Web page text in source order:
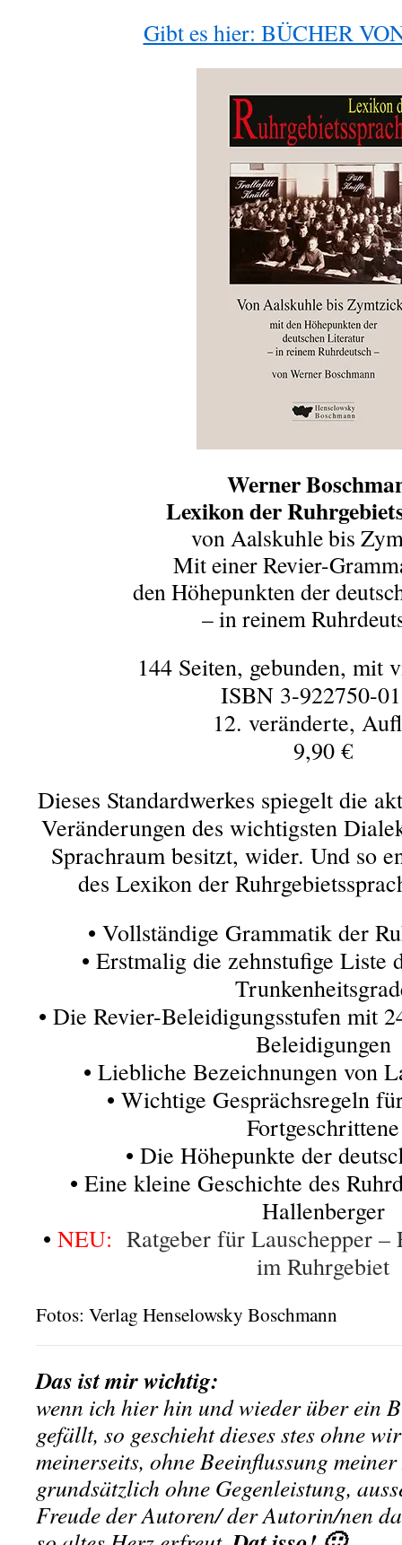
Gibt es hier: BÜCHER
Werner
Lexikon der
von Aalskuhle bis
Mit einer Revier-
den Höhepunkten der
– in reinem
144 Seiten, gebunden, mit
ISBN 3-922750-
12. veränderte,
9,90 €
Dieses Standardwerkes spiegelt die
Veränderungen des wichtigsten
Sprachraum besitzt, wider. Und so
des Lexikon der
• Vollständige Grammatik der
• Erstmalig die zehnstufige Liste
• Die Revier-Beleidigungsstufen mit
Beleidigungen
• Liebliche Bezeichnungen von
• Wichtige Gesprächsregeln
Fortgeschrittene
• Die Höhepunkte der
• Eine kleine Geschichte des
Hallenberger
• NEU: Ratgeber für Lauschepper
im Ruhrgebiet
Fotos: Verlag Henselowsky Boschmann
Das ist mir wichtig:
wenn ich hier hin und wieder über ein
gefällt, so geschieht dieses stes ohne
meinerseits, ohne Beeinflussung
grundsätzlich ohne Gegenleistung,
Freude der Autoren/ der Autorin/nen